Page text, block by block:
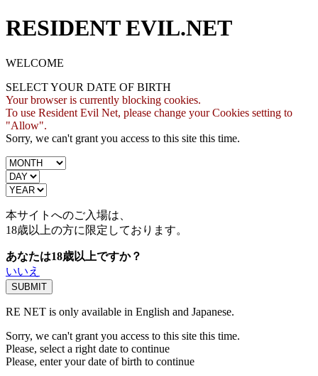
RESIDENT EVIL.NET
WELCOME
SELECT YOUR DATE OF BIRTH
Your browser is currently blocking cookies.
To use Resident Evil Net, please change your Cookies setting to
"Allow".
Sorry, we can't grant you access to this site this time.
本サイトへのご入場は、
18歳以上の方に限定しております。
あなたは18歳以上ですか？
いいえ
RE NET is only available in English and Japanese.
Sorry, we can't grant you access to this site this time.
Please, select a right date to continue
Please, enter your date of birth to continue